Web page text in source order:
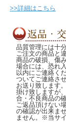
>>詳細はこちら
品質管理には十
ご注文の商品と
商品の破損、傷
場合には、恐れ
以内にご連絡く
ついてご連絡さ
お送り致します
掛け致しますが
合・不良商品の
ご返品頂けない
の確認が出来ま
ません。※当サイ